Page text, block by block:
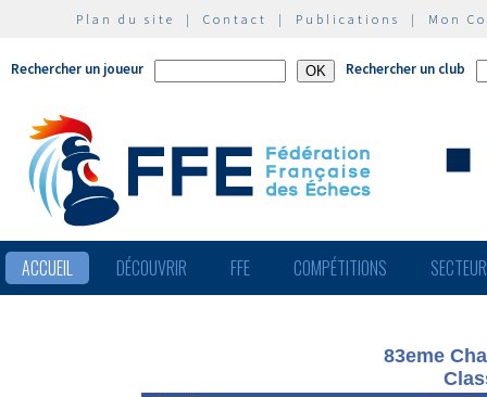
Plan du site | Contact | Publications | Mon
Rechercher un joueur Rechercher un club
ACCUEIL DÉCOUVRIR FFE COMPÉTITIONS
83eme